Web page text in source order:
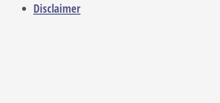
Disclaimer